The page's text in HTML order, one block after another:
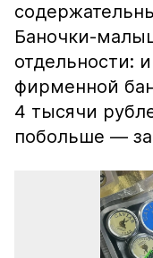
Баночки-
отдельности:
фирменной
4 тысячи
побольше — за